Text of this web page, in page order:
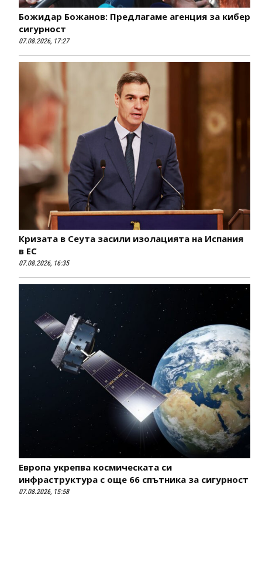
Божидар Божанов: Предлагаме агенция за кибер
сигурност
07.08.2026, 17:27
Кризата в Сеута засили изолацията на Испания
в ЕС
07.08.2026, 16:35
Европа укрепва космическата си
инфраструктура с още 66 спътника за сигурност
07.08.2026, 15:58